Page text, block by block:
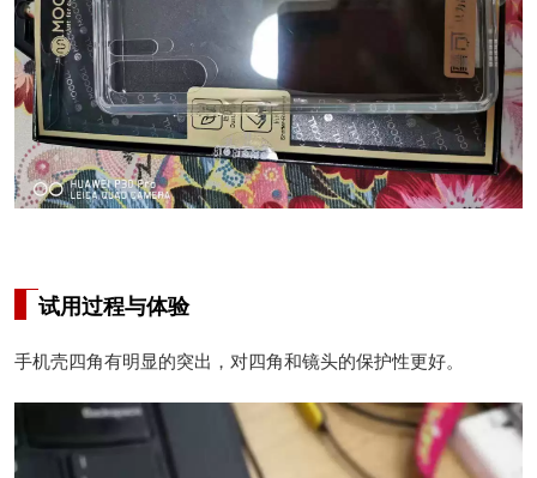
试用过程与体验
手机壳四角有明显的突出，对四角和镜头的保护性更好。